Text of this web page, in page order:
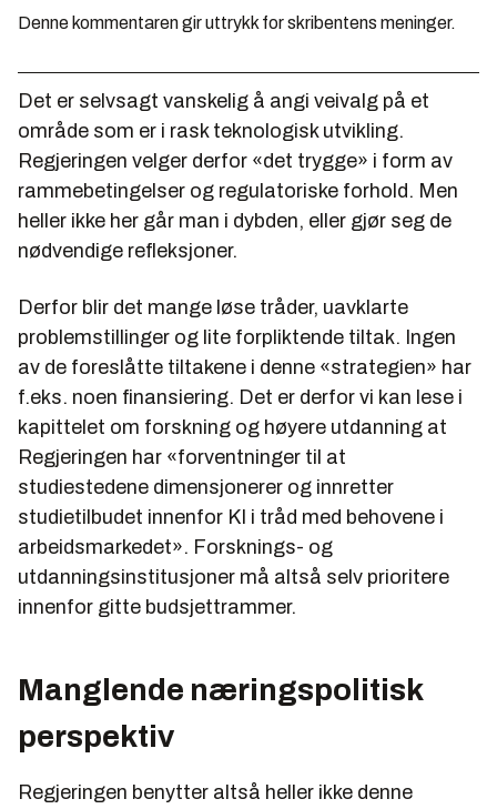
Denne kommentaren gir uttrykk for skribentens meninger.
Det er selvsagt vanskelig å angi veivalg på et
område som er i rask teknologisk utvikling.
Regjeringen velger derfor «det trygge» i form av
rammebetingelser og regulatoriske forhold. Men
heller ikke her går man i dybden, eller gjør seg de
nødvendige refleksjoner.
Derfor blir det mange løse tråder, uavklarte
problemstillinger og lite forpliktende tiltak. Ingen
av de foreslåtte tiltakene i denne «strategien» har
f.eks. noen finansiering. Det er derfor vi kan lese i
kapittelet om forskning og høyere utdanning at
Regjeringen har «forventninger til at
studiestedene dimensjonerer og innretter
studietilbudet innenfor KI i tråd med behovene i
arbeidsmarkedet». Forsknings- og
utdanningsinstitusjoner må altså selv prioritere
innenfor gitte budsjettrammer.
Manglende næringspolitisk
perspektiv
Regjeringen benytter altså heller ikke denne